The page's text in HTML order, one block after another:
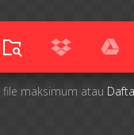
file maksimum atau